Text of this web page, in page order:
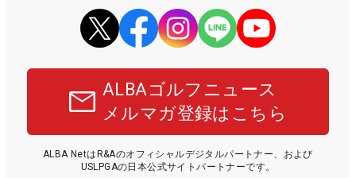
ALBAゴルフニュース
メルマガ登録はこちら
ALBA NetはR&Aのオフィシャルデジタルパートナー、および
USLPGAの日本公式サイトパートナーです。